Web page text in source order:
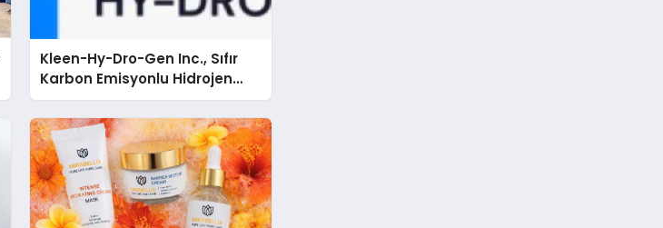
Kleen-Hy-Dro-Gen Inc., Sıfır
Karbon Emisyonlu Hidrojen
Isıtma Teknolojisinde ISO ve
TSSA Düzenleyici Onaylarını
Aldı